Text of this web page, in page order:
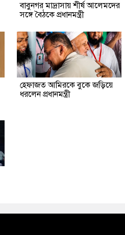
বাবুনগর মাদ্রাসায় শীর্ষ আলেমদের
সঙ্গে বৈঠকে প্রধানমন্ত্রী
হেফাজত আমিরকে বুকে জড়িয়ে
ধরলেন প্রধানমন্ত্রী